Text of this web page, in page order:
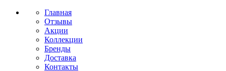
Главная
Отзывы
Акции
Коллекции
Бренды
Доставка
Контакты